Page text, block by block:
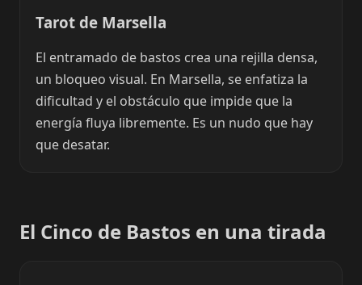
Tarot de Marsella
El entramado de bastos crea una rejilla densa,
un bloqueo visual. En Marsella, se enfatiza la
dificultad y el obstáculo que impide que la
energía fluya libremente. Es un nudo que hay
que desatar.
El Cinco de Bastos en una tirada